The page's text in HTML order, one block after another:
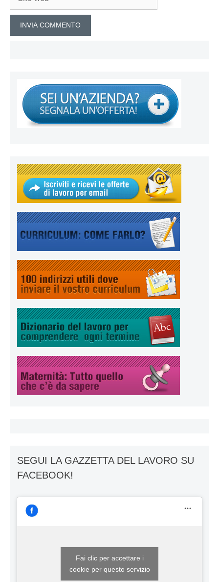
SEGUI LA GAZZETTA DEL LAVORO SU
FACEBOOK!
Fai clic per accettare i
cookie per questo servizio